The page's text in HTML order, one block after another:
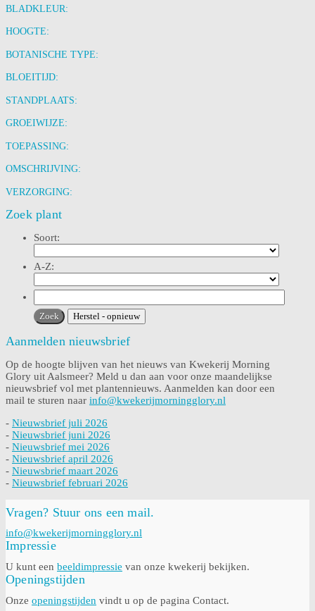
BLADKLEUR:
HOOGTE:
BOTANISCHE TYPE:
BLOEITIJD:
STANDPLAATS:
GROEIWIJZE:
TOEPASSING:
OMSCHRIJVING:
VERZORGING:
Zoek plant
Soort:
A-Z:
Aanmelden nieuwsbrief
Op de hoogte blijven van het nieuws van Kwekerij Morning
Glory uit Aalsmeer? Meld u dan aan voor onze maandelijkse
nieuwsbrief vol met plantennieuws. Aanmelden kan door een
mail te sturen naar info@kwekerijmorningglory.nl
- Nieuwsbrief juli 2026
- Nieuwsbrief juni 2026
- Nieuwsbrief mei 2026
- Nieuwsbrief april 2026
- Nieuwsbrief maart 2026
- Nieuwsbrief februari 2026
Vragen? Stuur ons een mail.
info@kwekerijmorningglory.nl
Impressie
U kunt een beeldimpressie van onze kwekerij bekijken.
Openingstijden
Onze openingstijden vindt u op de pagina Contact.